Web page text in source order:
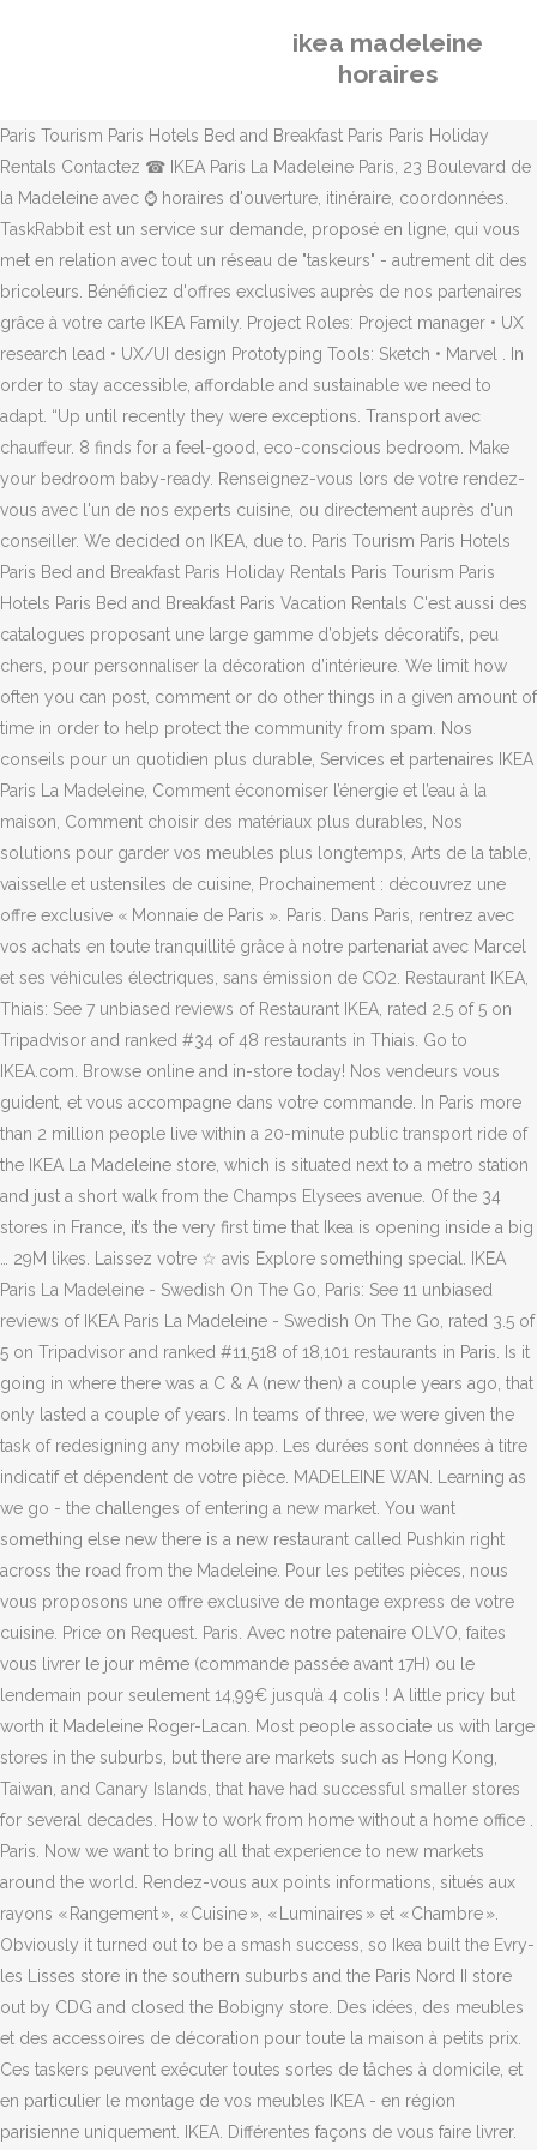
ikea madeleine
horaires
Paris Tourism Paris Hotels Bed and Breakfast Paris Paris Holiday
Rentals Contactez ☎ IKEA Paris La Madeleine Paris, 23 Boulevard de
la Madeleine avec ⌚ horaires d'ouverture, itinéraire, coordonnées.
TaskRabbit est un service sur demande, proposé en ligne, qui vous
met en relation avec tout un réseau de "taskeurs" - autrement dit des
bricoleurs. Bénéficiez d'offres exclusives auprès de nos partenaires
grâce à votre carte IKEA Family. Project Roles: Project manager • UX
research lead • UX/UI design Prototyping Tools: Sketch • Marvel . In
order to stay accessible, affordable and sustainable we need to
adapt. “Up until recently they were exceptions. Transport avec
chauffeur. 8 finds for a feel-good, eco-conscious bedroom. Make
your bedroom baby-ready. Renseignez-vous lors de votre rendez-
vous avec l'un de nos experts cuisine, ou directement auprès d'un
conseiller. We decided on IKEA, due to. Paris Tourism Paris Hotels
Paris Bed and Breakfast Paris Holiday Rentals Paris Tourism Paris
Hotels Paris Bed and Breakfast Paris Vacation Rentals C'est aussi des
catalogues proposant une large gamme d’objets décoratifs, peu
chers, pour personnaliser la décoration d’intérieure. We limit how
often you can post, comment or do other things in a given amount of
time in order to help protect the community from spam. Nos
conseils pour un quotidien plus durable, Services et partenaires IKEA
Paris La Madeleine, Comment économiser l’énergie et l’eau à la
maison, Comment choisir des matériaux plus durables, Nos
solutions pour garder vos meubles plus longtemps, Arts de la table,
vaisselle et ustensiles de cuisine, Prochainement : découvrez une
offre exclusive « Monnaie de Paris ». Paris. Dans Paris, rentrez avec
vos achats en toute tranquillité grâce à notre partenariat avec Marcel
et ses véhicules électriques, sans émission de CO2. Restaurant IKEA,
Thiais: See 7 unbiased reviews of Restaurant IKEA, rated 2.5 of 5 on
Tripadvisor and ranked #34 of 48 restaurants in Thiais. Go to
IKEA.com. Browse online and in-store today! Nos vendeurs vous
guident, et vous accompagne dans votre commande. In Paris more
than 2 million people live within a 20-minute public transport ride of
the IKEA La Madeleine store, which is situated next to a metro station
and just a short walk from the Champs Elysees avenue. Of the 34
stores in France, it’s the very first time that Ikea is opening inside a big
… 29M likes. Laissez votre ☆ avis Explore something special. IKEA
Paris La Madeleine - Swedish On The Go, Paris: See 11 unbiased
reviews of IKEA Paris La Madeleine - Swedish On The Go, rated 3.5 of
5 on Tripadvisor and ranked #11,518 of 18,101 restaurants in Paris. Is it
going in where there was a C & A (new then) a couple years ago, that
only lasted a couple of years. In teams of three, we were given the
task of redesigning any mobile app. Les durées sont données à titre
indicatif et dépendent de votre pièce. MADELEINE WAN. Learning as
we go - the challenges of entering a new market. You want
something else new there is a new restaurant called Pushkin right
across the road from the Madeleine. Pour les petites pièces, nous
vous proposons une offre exclusive de montage express de votre
cuisine. Price on Request. Paris. Avec notre patenaire OLVO, faites
vous livrer le jour même (commande passée avant 17H) ou le
lendemain pour seulement 14,99€ jusqu’à 4 colis ! A little pricy but
worth it Madeleine Roger-Lacan. Most people associate us with large
stores in the suburbs, but there are markets such as Hong Kong,
Taiwan, and Canary Islands, that have had successful smaller stores
for several decades. How to work from home without a home office .
Paris. Now we want to bring all that experience to new markets
around the world. Rendez-vous aux points informations, situés aux
rayons « Rangement », « Cuisine », « Luminaires » et « Chambre ».
Obviously it turned out to be a smash success, so Ikea built the Evry-
les Lisses store in the southern suburbs and the Paris Nord II store
out by CDG and closed the Bobigny store. Des idées, des meubles
et des accessoires de décoration pour toute la maison à petits prix.
Ces taskers peuvent exécuter toutes sortes de tâches à domicile, et
en particulier le montage de vos meubles IKEA - en région
parisienne uniquement. IKEA. Différentes façons de vous faire livrer.